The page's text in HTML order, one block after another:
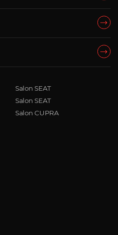
Salon SEAT
Salon SEAT
Salon CUPRA